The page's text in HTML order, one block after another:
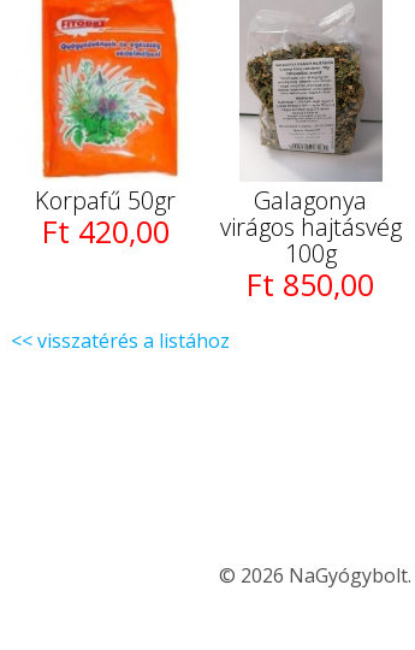
Korpafű 50gr
Ft 420,00
Galagonya
virágos hajtásvég
100g
Ft 850,00
<< visszatérés a listához
© 2026